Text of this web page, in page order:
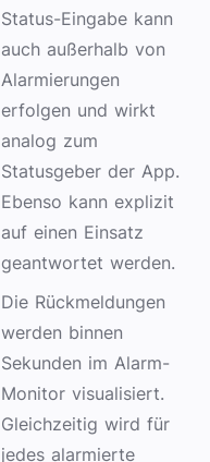
Status-Eingabe kann
auch außerhalb von
Alarmierungen
erfolgen und wirkt
analog zum
Statusgeber der App.
Ebenso kann explizit
auf einen Einsatz
geantwortet werden.
Die Rückmeldungen
werden binnen
Sekunden im Alarm-
Monitor visualisiert.
Gleichzeitig wird für
jedes alarmierte